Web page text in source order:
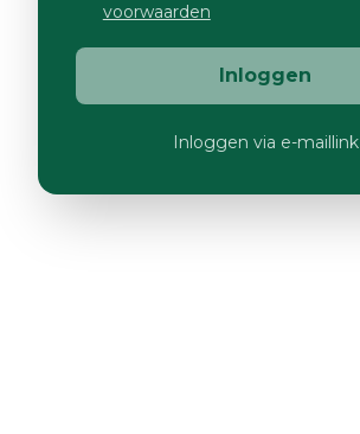
voorwaarden
Inloggen
Inloggen via e-maillink